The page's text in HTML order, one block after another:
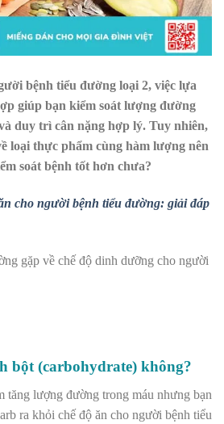
bệnh tiểu đường loại 2, việc lựa
giúp bạn kiểm soát lượng đường
duy trì cân nặng hợp lý. Tuy nhiên,
loại thực phẩm cùng hàm lượng nên
soát bệnh tốt hơn chưa?
cho người bệnh tiểu đường: giải đáp
gặp về chế độ dinh dưỡng cho người
bột (carbohydrate) không?
tăng lượng đường trong máu nhưng bạn
ra khỏi chế độ ăn cho người bệnh tiểu